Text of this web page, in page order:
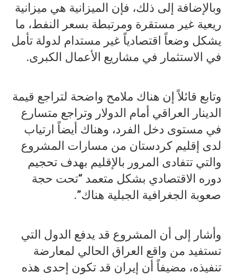
وبالإضافة إلى ذلك، فإن الميزانية هي ميزانية
ريعية غير مستقرة ومرتبطة بسعر النفط، ما
يشكل وضعاً اقتصادياً غير مستدام لدولة تأمل
في الاستثمار في مشاريع الأعمال الكبرى.
وتابع قائلاً إن هناك ملامح واضحة لتراجع قيمة
الدينار العراقي أمام الدولار وتراجع متسارع
في مستوى دخل الفرد، وهناك أيضاً ارتياب
لدى إقليم كردستان من مسارات المشروع
والتي تتفادى المرور بالإقليم بهدف تحجيم
دوره الاقتصادي بشكل متعمد “تحت حجة
صعوبة الجغرافية الجبلية هناك”.
وأشار إلى أن المشروع قد يدفع الدول التي
تستفيد من واقع العراق الحالي لمعارضة
تنفيذه، مضيفاً أن إيران قد تكون إحدى هذه